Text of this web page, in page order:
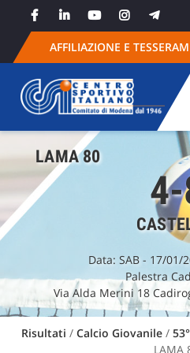
content
AFFILIAZIONE E
LAMA 80
Data: SAB- 17/01/
Palestra
Via Alda Merini 18
Risultati / Calcio Giovanile /
LAMA